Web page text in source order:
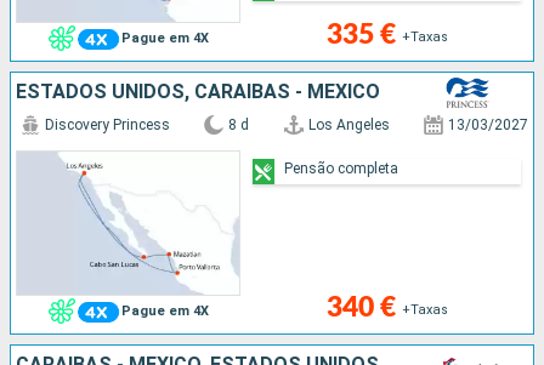
Pague em 4X 335 € +Taxas
ESTADOS UNIDOS, CARAIBAS - MEXICO
Pague em 4X
Discovery Princess 8 d Los Angeles 13/03/2027
340 € +Taxas
Pensão completa